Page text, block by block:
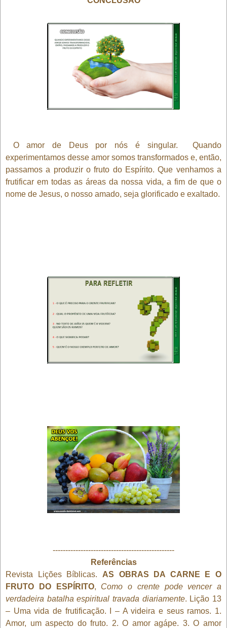
O amor de Deus por nós é singular. Quando
experimentamos desse amor somos transformados e, então,
passamos a produzir o fruto do Espírito. Que venhamos a
frutificar em todas as áreas da nossa vida, a fim de que o
nome de Jesus, o nosso amado, seja glorificado e exaltado.
------------------------------------------------
Referências
Revista Lições Bíblicas. AS OBRAS DA CARNE E O
FRUTO DO ESPÍRITO, Como o crente pode vencer a
verdadeira batalha espiritual travada diariamente. Lição 13
– Uma vida de frutificação. I – A videira e seus ramos. 1.
Amor, um aspecto do fruto. 2. O amor agápe. 3. O amor